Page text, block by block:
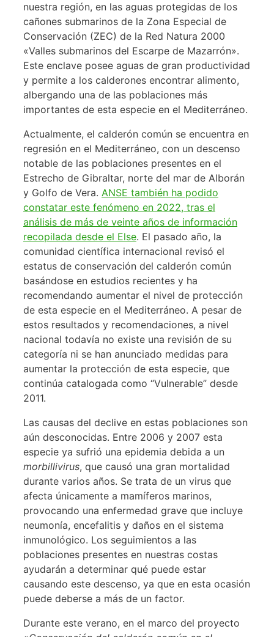
nuestra región, en las aguas protegidas de los
cañones submarinos de la Zona Especial de
Conservación (ZEC) de la Red Natura 2000
«Valles submarinos del Escarpe de Mazarrón».
Este enclave posee aguas de gran productividad
y permite a los calderones encontrar alimento,
albergando una de las poblaciones más
importantes de esta especie en el Mediterráneo.
Actualmente, el calderón común se encuentra en
regresión en el Mediterráneo, con un descenso
notable de las poblaciones presentes en el
Estrecho de Gibraltar, norte del mar de Alborán
y Golfo de Vera. ANSE también ha podido
constatar este fenómeno en 2022, tras el
análisis de más de veinte años de información
recopilada desde el Else. El pasado año, la
comunidad científica internacional revisó el
estatus de conservación del calderón común
basándose en estudios recientes y ha
recomendando aumentar el nivel de protección
de esta especie en el Mediterráneo. A pesar de
estos resultados y recomendaciones, a nivel
nacional todavía no existe una revisión de su
categoría ni se han anunciado medidas para
aumentar la protección de esta especie, que
continúa catalogada como “Vulnerable” desde
2011.
Las causas del declive en estas poblaciones son
aún desconocidas. Entre 2006 y 2007 esta
especie ya sufrió una epidemia debida a un
morbillivirus, que causó una gran mortalidad
durante varios años. Se trata de un virus que
afecta únicamente a mamíferos marinos,
provocando una enfermedad grave que incluye
neumonía, encefalitis y daños en el sistema
inmunológico. Los seguimientos a las
poblaciones presentes en nuestras costas
ayudarán a determinar qué puede estar
causando este descenso, ya que en esta ocasión
puede deberse a más de un factor.
Durante este verano, en el marco del proyecto